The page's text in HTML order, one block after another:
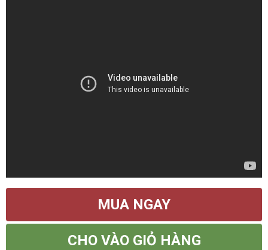
MUA NGAY
CHO VÀO GIỎ HÀNG